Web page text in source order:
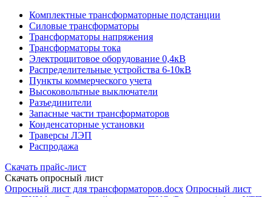
Комплектные трансформаторные подстанции
Силовые трансформаторы
Трансформаторы напряжения
Трансформаторы тока
Электрощитовое оборудование 0,4кВ
Распределительные устройства 6-10кВ
Пункты коммерческого учета
Высоковольтные выключатели
Разъединители
Запасные части трансформаторов
Конденсаторные установки
Траверсы ЛЭП
Распродажа
Скачать прайс-лист
Скачать опросный лист
Опросный лист для трансформаторов.docx Опросный лист